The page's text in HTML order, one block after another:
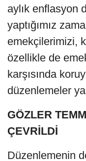
aylık enflasyon
yaptığımız
emekçilerimizi,
özellikle de
karşısında
düzenlemeler
GÖZLER
ÇEVRİLDİ
Düzenlemenin